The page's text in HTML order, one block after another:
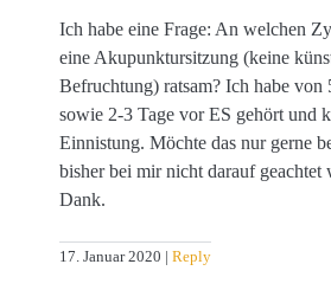
Ich habe eine Frage: An welchen
eine Akupunktursitzung (keine
Befruchtung) ratsam? Ich habe von
sowie 2-3 Tage vor ES gehört und
Einnistung. Möchte das nur gerne
bisher bei mir nicht darauf
Dank.
17. Januar 2020 Reply